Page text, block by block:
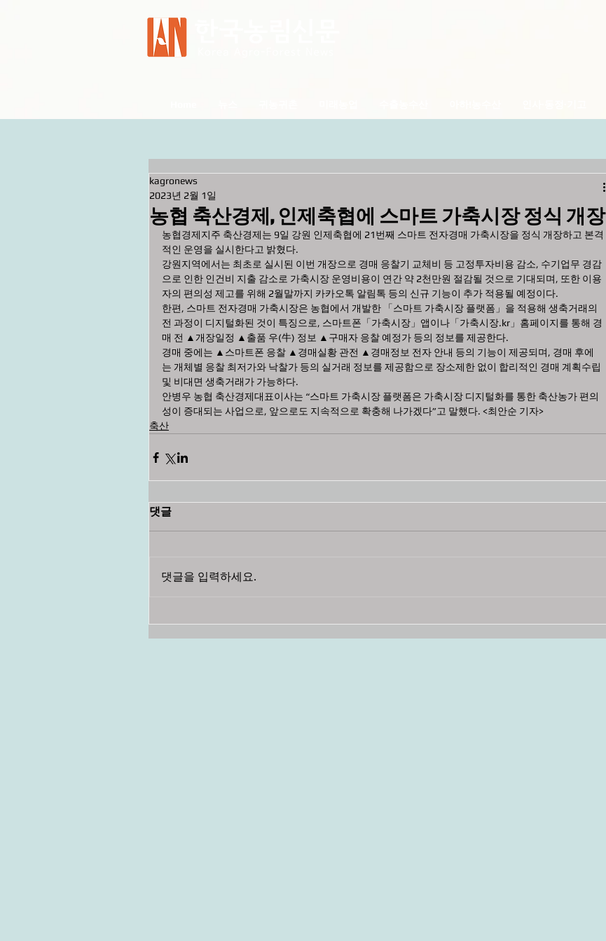
농협 축산경제, 인제축협에 스마트 가축시장 정식 개장
kagronews
2023년 2월 1일
농협경제지주 축산경제는 9일 강원 인제축협에 21번째 스마트 전자경매 가축시장을 정식 개장하고 본격
적인 운영을 실시한다고 밝혔다.
강원지역에서는 최초로 실시된 이번 개장으로 경매 응찰기 교체비 등 고정투자비용 감소, 수기업무 경감
으로 인한 인건비 지출 감소로 가축시장 운영비용이 연간 약 2천만원 절감될 것으로 기대되며, 또한 이용
자의 편의성 제고를 위해 2월말까지 카카오톡 알림톡 등의 신규 기능이 추가 적용될 예정이다.
한편, 스마트 전자경매 가축시장은 농협에서 개발한 「스마트 가축시장 플랫폼」을 적용해 생축거래의
전 과정이 디지털화된 것이 특징으로, 스마트폰「가축시장」앱이나「가축시장.kr」홈페이지를 통해 경
매 전 ▲개장일정 ▲출품 우(牛) 정보 ▲구매자 응찰 예정가 등의 정보를 제공한다.
경매 중에는 ▲스마트폰 응찰 ▲경매실황 관전 ▲경매정보 전자 안내 등의 기능이 제공되며, 경매 후에
는 개체별 응찰 최저가와 낙찰가 등의 실거래 정보를 제공함으로 장소제한 없이 합리적인 경매 계획수립
및 비대면 생축거래가 가능하다.
안병우 농협 축산경제대표이사는 “스마트 가축시장 플랫폼은 가축시장 디지털화를 통한 축산농가 편의
성이 증대되는 사업으로, 앞으로도 지속적으로 확충해 나가겠다”고 말했다. <최안순 기자>
축산
댓글
댓글을 입력하세요.